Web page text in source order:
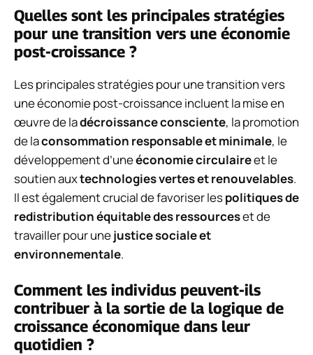
Quelles sont les principales stratégies
pour une transition vers une économie
post-croissance ?
Les principales stratégies pour une transition vers
une économie post-croissance incluent la mise en
œuvre de ladécroissance consciente, la promotion
de laconsommation responsable et minimale, le
développement d’uneéconomie circulaireet le
soutien auxtechnologies vertes et renouvelables.
Il est également crucial de favoriser lespolitiques de
redistribution équitable des ressourceset de
travailler pour unejustice sociale et
environnementale.
Comment les individus peuvent-ils
contribuer à la sortie de la logique de
croissance économique dans leur
quotidien ?